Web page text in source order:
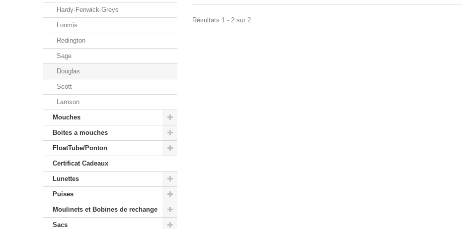
Hardy-Fenwick-Greys
Loomis
Redington
Sage
Douglas
Scott
Lamson
Mouches
Boites a mouches
FloatTube/Ponton
Certificat Cadeaux
Lunettes
Puises
Moulinets et Bobines de rechange
Sacs
Résultats 1 - 2 sur 2.